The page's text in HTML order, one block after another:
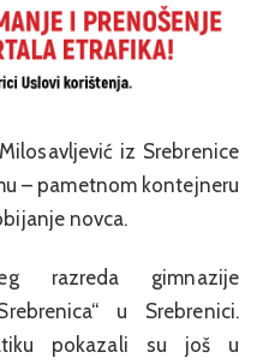
iz Srebrenice
– pametnom kontejneru
novca.
razreda gimnazije
u Srebrenici.
pokazali su još u